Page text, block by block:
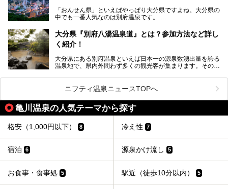
な市営温泉をまとめました。
Let’s go to Hell !
「おんせん県」といえばやっぱり大分県ですよね。大分県の
中でも一番人気なのは別府温泉です。
中いても飽きません。
普通に温泉に浸かる以外にも、別府地獄巡りや砂湯などは有
名ですよね。
別府温泉は共同湯も多く、家庭やマンションにも温泉を引い
ている所もあります。
あるんです。
これを読んで別府温泉巡りの参考になればと思います。
大分県『別府八湯温泉道』とは？参加方法など詳し
く紹介！
大分県にある別府温泉といえば日本一の源泉数湧出量を誇る
温泉地で、県内外問わず多くの観光客が集まります。その別
八湯温泉道とは別府八湯を巡る体験型イベントで、施設を回
って88ヶ所のスタンプを集めて温泉名人の認定を目指すと
いうものです。
別府には朝早くから夜遅くまでやっている地元に根付いた銭
湯や、日帰りのみの大きな施設など様々な形態の温泉があり
ます。泉質も数多くなるので、好きな温泉から巡って温泉名
人を目指してみてはいかがでしょうか？
ニフティ温泉ニュースTOPへ
亀川温泉の人気テーマから探す
格安（1,000円以下） 8 冷え性 7
宿泊 6 源泉かけ流し 5
お食事・食事処 5 駅近（徒歩10分以内） 5